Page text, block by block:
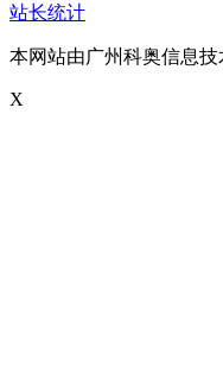
站长统计
本网站由广州科奥信息
X